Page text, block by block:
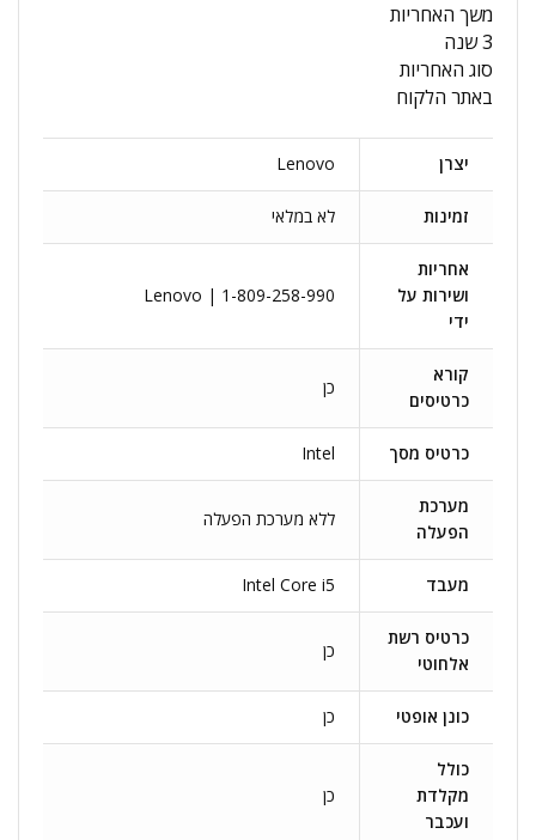
משך האחריות
3 שנה
סוג האחריות
באתר הלקוח
יצרן Lenovo
זמינות לא במלאי
אחריות
ושירות על
ידי
Lenovo | 1-809-258-990
קורא
כרטיסים
כן
כרטיס מסך Intel
מערכת
הפעלה
ללא מערכת הפעלה
מעבד Intel Core i5
כרטיס רשת
אלחוטי
כן
כונן אופטי כן
כולל
מקלדת
ועכבר
כן